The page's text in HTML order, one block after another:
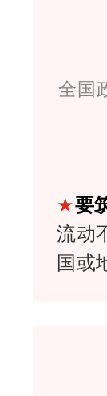
全国
★要
流动
国或